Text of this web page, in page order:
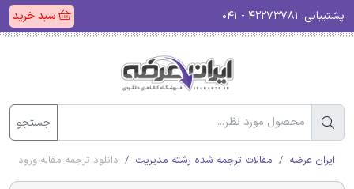
پشتیبانی: سبد خرید
جستجو
ایران عرضه مقالات ترجمه شده رشته مدیریت دانلود ترجمه مقاله ورود